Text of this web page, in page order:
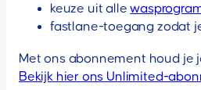
keuze uit alle
fastlane-toegang zodat
Met ons abonnement houd je
Bekijk hier ons Unlimited-